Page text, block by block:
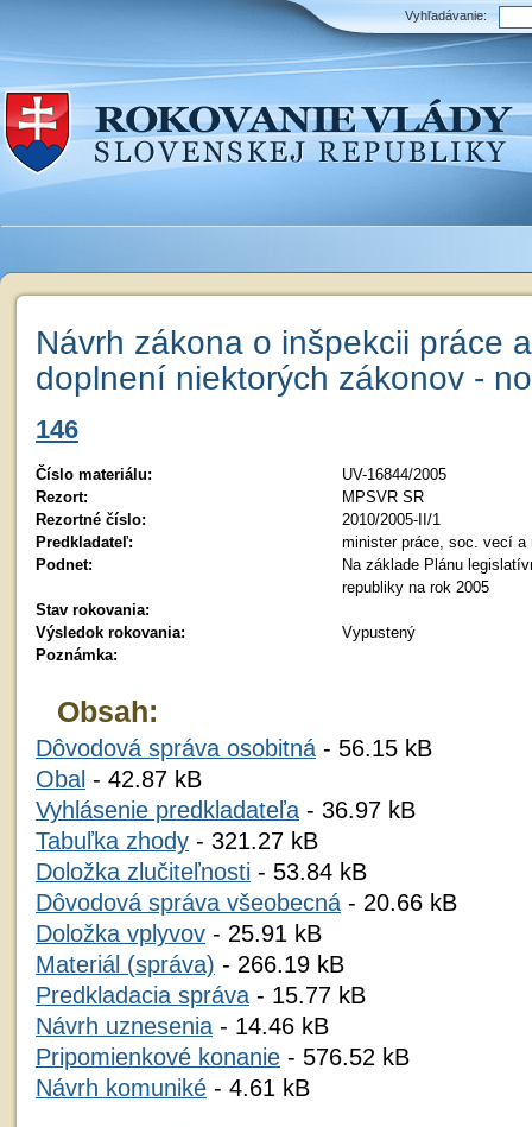
Vyhľadávanie:
Návrh zákona o inšpekcii práce
doplnení niektorých zákonov -
146
Číslo materiálu:
UV-16844/2005
Rezort:
MPSVR SR
Rezortné číslo:
2010/2005-II/1
Predkladateľ:
minister práce, soc. vecí a
Podnet:
Na základe Plánu
republiky na rok 2005
Stav rokovania:
Výsledok rokovania:
Vypustený
Poznámka:
Obsah:
Dôvodová správa osobitná - 56.15 kB
Obal - 42.87 kB
Vyhlásenie predkladateľa - 36.97 kB
Tabuľka zhody - 321.27 kB
Doložka zlučiteľnosti - 53.84 kB
Dôvodová správa všeobecná - 20.66 kB
Doložka vplyvov - 25.91 kB
Materiál (správa) - 266.19 kB
Predkladacia správa - 15.77 kB
Návrh uznesenia - 14.46 kB
Pripomienkové konanie - 576.52 kB
Návrh komuniké - 4.61 kB